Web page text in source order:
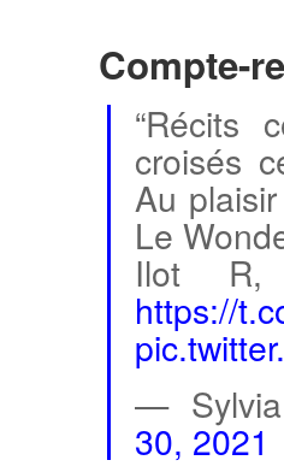
Compte-
“Récits
croisés
Au
Le
Ilot
https://
— Sylvia
30, 2021